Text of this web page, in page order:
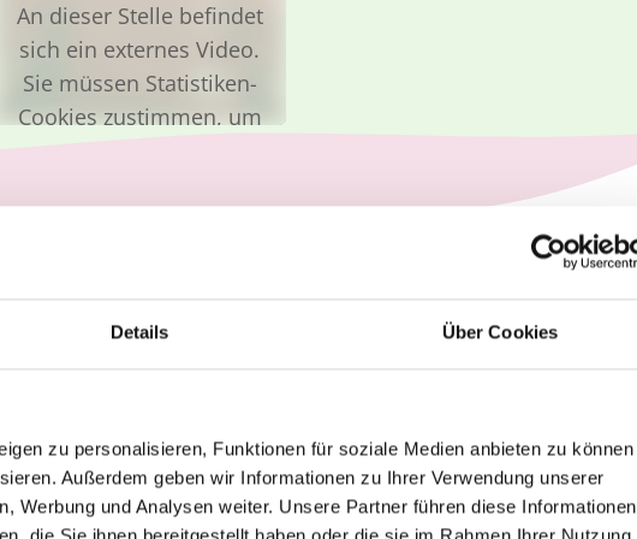
Details Über Cookies
zu personalisieren, Funktionen für soziale Medien anbieten zu können
Außerdem geben wir Informationen zu Ihrer Verwendung unserer
Werbung und Analysen weiter. Unsere Partner führen diese Informationen
An dieser Stelle befindet
sich ein externes Video.
Sie müssen Statistiken-
Cookies zustimmen, um
das Video zu sehen.
Sie erwarten
und
Unbefristeter
Arbeitsvertrag
30 Tage Urlaub